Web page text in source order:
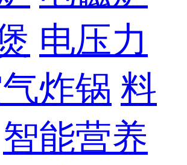
电压力
炸锅 料
智能营养